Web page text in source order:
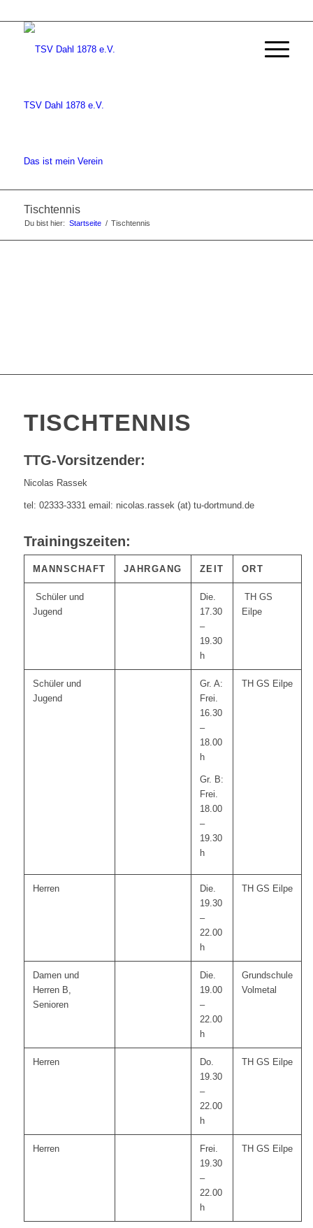
TSV Dahl 1878 e.V.
Das ist mein Verein
Tischtennis
Du bist hier: Startseite / Tischtennis
TISCHTENNIS
TTG-Vorsitzender:
Nicolas Rassek
tel: 02333-3331 email: nicolas.rassek (at) tu-dortmund.de
Trainingszeiten:
MANNSCHAFT JAHRGANG ZEIT ORT
Schüler und
Jugend
Die.
17.30
–
19.30
h
TH GS
Eilpe
Schüler und
Jugend
Gr. A:
Frei.
16.30
–
18.00
h
Gr. B:
Frei.
18.00
–
19.30
h
TH GS Eilpe
Herren
Die.
19.30
–
22.00
h
TH GS Eilpe
Damen und
Herren B,
Senioren
Die.
19.00
–
22.00
h
Grundschule
Volmetal
Herren
Do.
19.30
–
22.00
h
TH GS Eilpe
Herren
Frei.
19.30
–
22.00
h
TH GS Eilpe